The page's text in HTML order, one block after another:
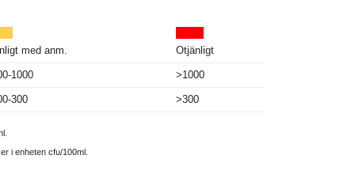
med anm. Otjänligt
1000 >1000
300 >300
i enheten cfu/100ml.